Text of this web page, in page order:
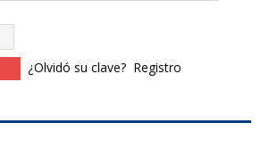
¿Olvidó su clave? Registro